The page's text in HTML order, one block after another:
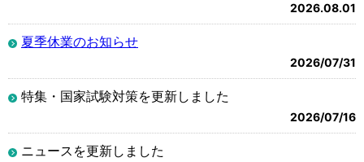
2026.08.01
夏季休業のお知らせ
2026/07/31
特集・国家試験対策を更新しました
2026/07/16
ニュースを更新しました